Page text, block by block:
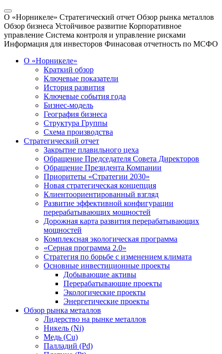
О «Норникеле» Стратегический отчет Обзор рынка металлов
Обзор бизнеса Устойчивое развитие Корпоративное
управление Система контроля и управление рисками
Информация для инвесторов Финасовая отчетность по МСФО
О «Норникеле»
Краткий обзор
Ключевые показатели
История развития
Ключевые события года
Бизнес-модель
География бизнеса
Структура Группы
Схема производства
Стратегический отчет
Закрытие плавильного цеха
Обращение Председателя Совета Директоров
Обращение Президента Компании
Приоритеты «Стратегии 2030»
Новая стратегическая концепция
Клиентоориентированный взгляд
Развитие эффективной конфигурации
перерабатывающих мощностей
Дорожная карта развития перерабатывающих
мощностей
Комплексная экологическая программа
«Серная программа 2.0»
Стратегия по борьбе с изменением климата
Основные инвестиционные проекты
Добывающие активы
Перерабатывающие проекты
Экологические проекты
Энергетические проекты
Обзор рынка металлов
Лидерство на рынке металлов
Никель (Ni)
Медь (Cu)
Палладий (Pd)